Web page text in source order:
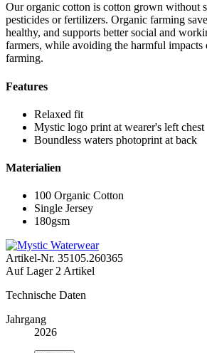
Our organic cotton is cotton grown without
pesticides or fertilizers. Organic farming
healthy, and supports better social and
farmers, while avoiding the harmful impacts
farming.
Features
Relaxed fit
Mystic logo print at wearer's left chest
Boundless waters photoprint at back
Materialien
100 Organic Cotton
Single Jersey
180gsm
Artikel-Nr. 35105.260365
Auf Lager 2 Artikel
Technische Daten
Jahrgang
2026